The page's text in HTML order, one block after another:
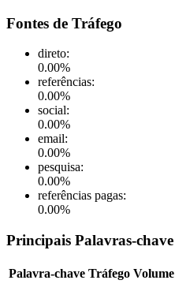
Fontes de Tráfego
direto:
0.00%
referências:
0.00%
social:
0.00%
email:
0.00%
pesquisa:
0.00%
referências pagas:
0.00%
Principais Palavras-chave
Palavra-chave Tráfego Volume